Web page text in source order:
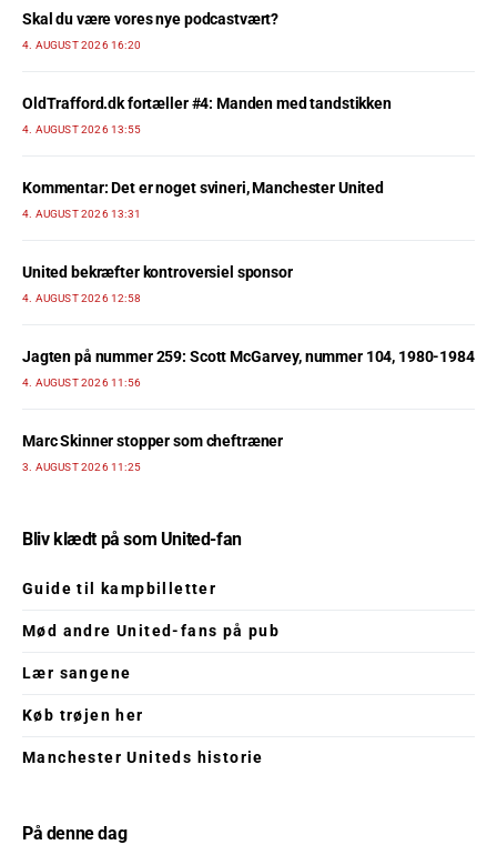
Skal du være vores nye podcastvært?
4. AUGUST 2026 16:20
OldTrafford.dk fortæller #4: Manden med tandstikken
4. AUGUST 2026 13:55
Kommentar: Det er noget svineri, Manchester United
4. AUGUST 2026 13:31
United bekræfter kontroversiel sponsor
4. AUGUST 2026 12:58
Jagten på nummer 259: Scott McGarvey, nummer 104, 1980-1984
4. AUGUST 2026 11:56
Marc Skinner stopper som cheftræner
3. AUGUST 2026 11:25
Bliv klædt på som United-fan
Guide til kampbilletter
Mød andre United-fans på pub
Lær sangene
Køb trøjen her
Manchester Uniteds historie
På denne dag